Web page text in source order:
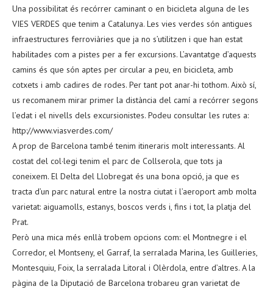
Una possibilitat és recórrer caminant o en bicicleta alguna de les
VIES VERDES que tenim a Catalunya. Les vies verdes són antigues
infraestructures ferroviàries que ja no s’utilitzen i que han estat
habilitades com a pistes per a fer excursions. L’avantatge d’aquests
camins és que són aptes per circular a peu, en bicicleta, amb
cotxets i amb cadires de rodes. Per tant pot anar-hi tothom. Això sí,
us recomanem mirar primer la distància del camí a recórrer segons
l’edat i el nivells dels excursionistes. Podeu consultar les rutes a:
http://www.viasverdes.com/
A prop de Barcelona també tenim itineraris molt interessants. Al
costat del col·legi tenim el parc de Collserola, que tots ja
coneixem. El Delta del Llobregat és una bona opció, ja que es
tracta d’un parc natural entre la nostra ciutat i l’aeroport amb molta
varietat: aiguamolls, estanys, boscos verds i, fins i tot, la platja del
Prat.
Però una mica més enllà trobem opcions com: el Montnegre i el
Corredor, el Montseny, el Garraf, la serralada Marina, les Guilleries,
Montesquiu, Foix, la serralada Litoral i Olèrdola, entre d’altres. A la
pàgina de la Diputació de Barcelona trobareu gran varietat de